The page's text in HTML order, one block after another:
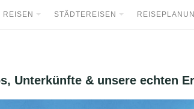
REISEN STÄDTEREISEN
Unterkünfte & unsere echten